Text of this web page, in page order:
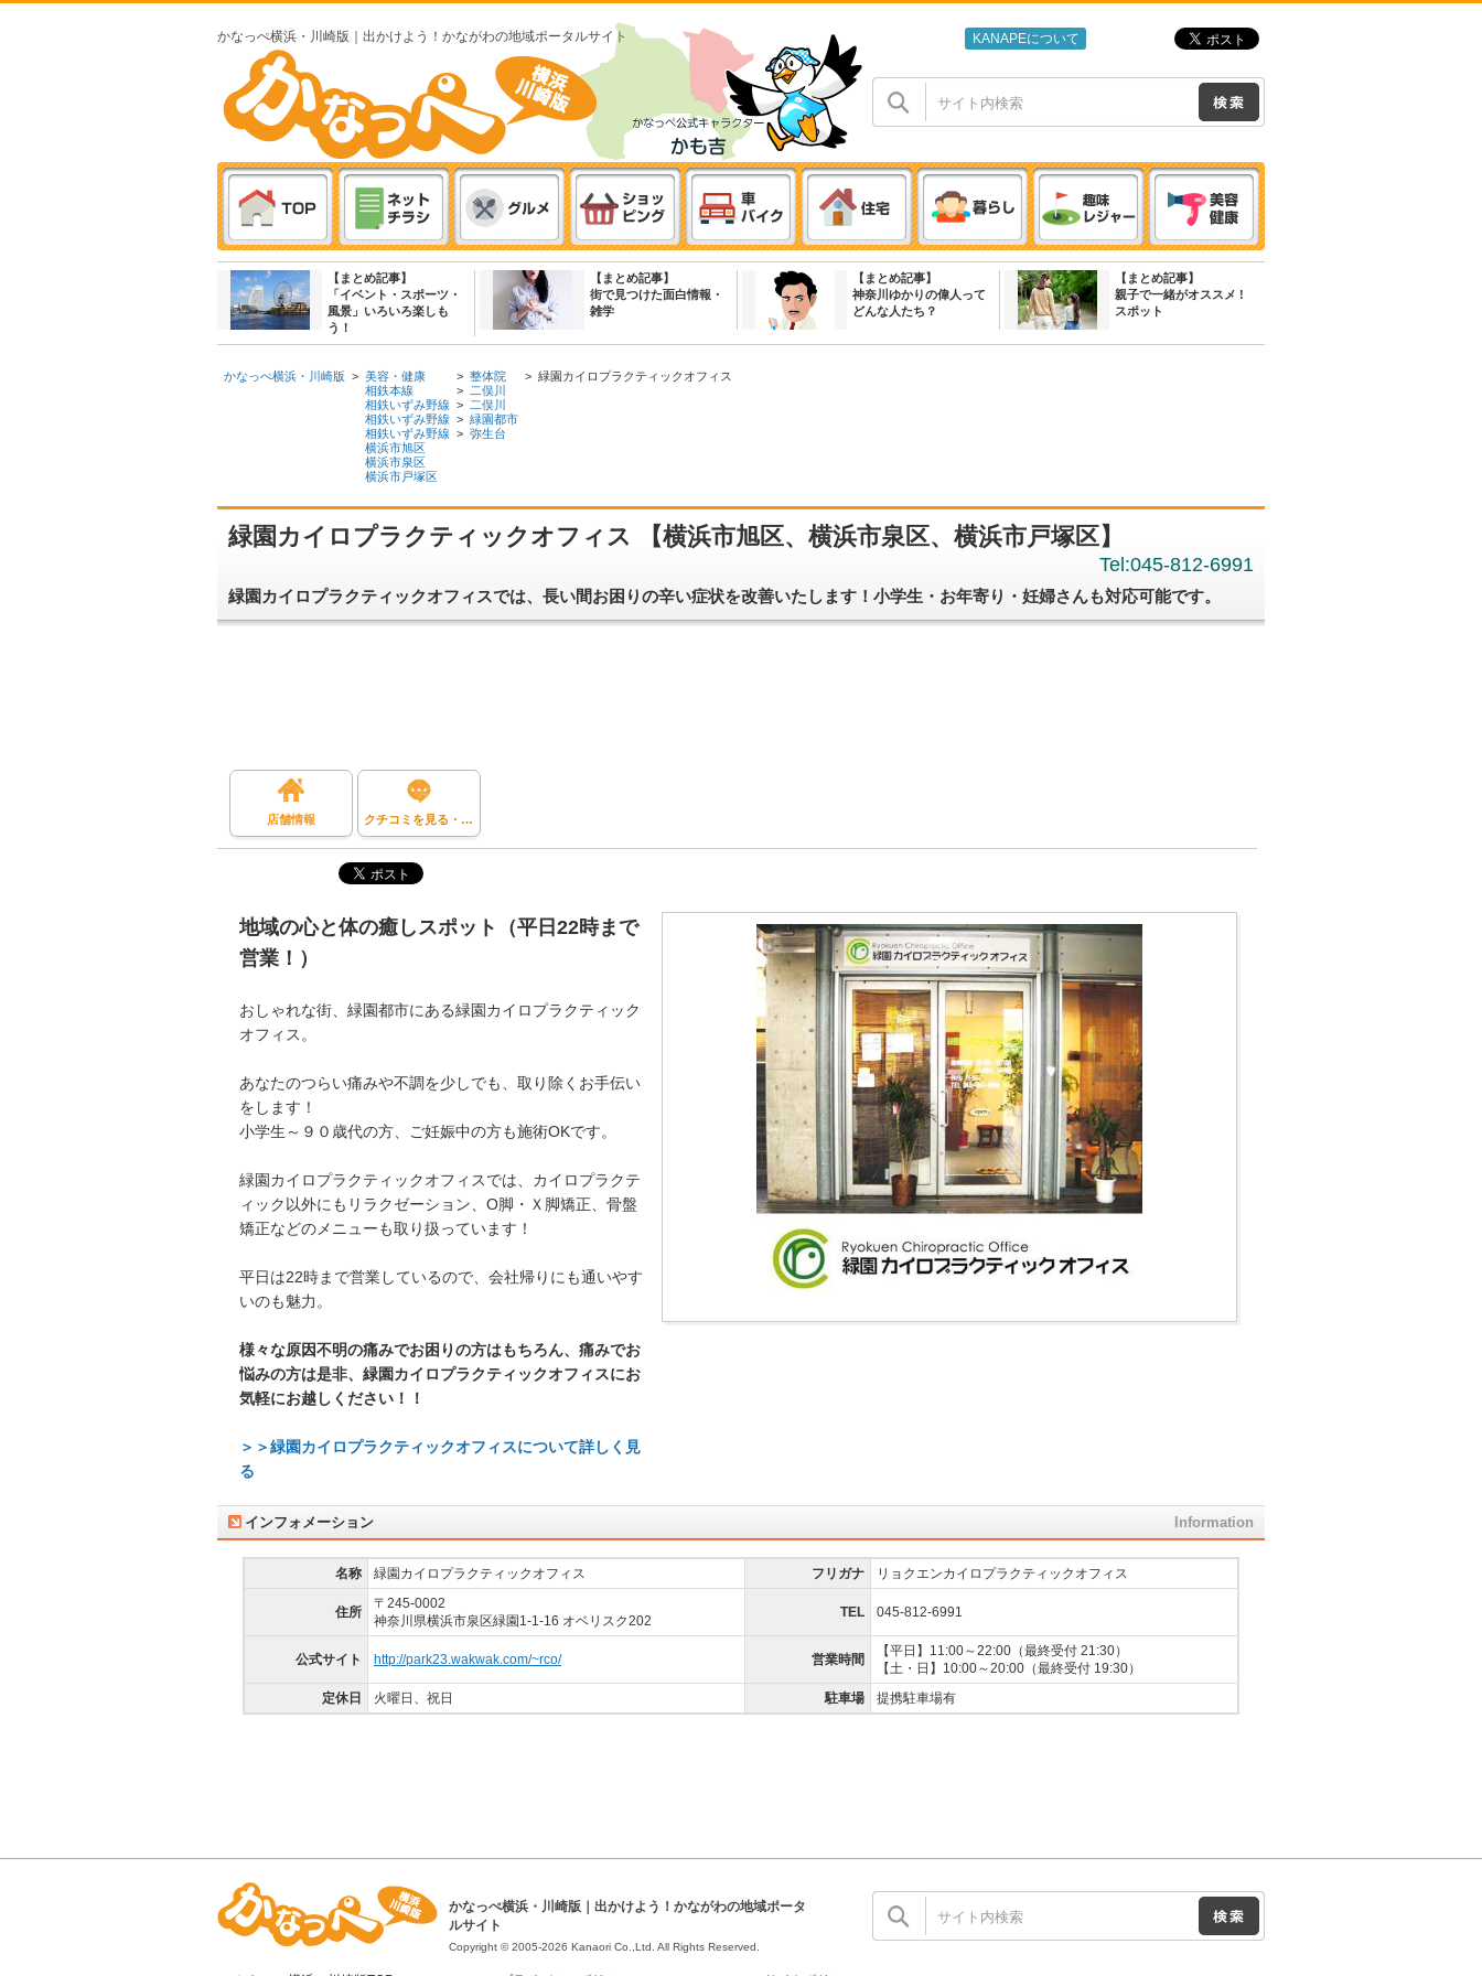
かなっぺ横浜・川崎版｜出かけよう！かながわの地域ポータルサイト KANAPEについて
【まとめ記事】
「イベント・スポーツ・
風景」いろいろ楽しも
う！
【まとめ記事】
街で見つけた面白情報・
雑学
【まとめ記事】
神奈川ゆかりの偉人って
どんな人たち？
【まとめ記事】
親子で一緒がオススメ !
スポット
かなっぺ横浜・川崎版 > 美容・健康
相鉄本線
相鉄いずみ野線
相鉄いずみ野線
相鉄いずみ野線
横浜市旭区
横浜市泉区
横浜市戸塚区
> 整体院
> 二俣川
> 二俣川
> 緑園都市
> 弥生台
> 緑園カイロプラクティックオフィス
緑園カイロプラクティックオフィス 【横浜市旭区、横浜市泉区、横浜市戸塚区】
Tel:045-812-6991
緑園カイロプラクティックオフィスでは、長い間お困りの辛い症状を改善いたします！小学生・お年寄り・妊婦さんも対応可能です。
店舗情報 クチコミを見る・投稿する
地域の心と体の癒しスポット（平日22時まで
営業！）
おしゃれな街、緑園都市にある緑園カイロプラクティック
オフィス。
あなたのつらい痛みや不調を少しでも、取り除くお手伝い
をします！
小学生～９０歳代の方、ご妊娠中の方も施術OKです。
緑園カイロプラクティックオフィスでは、カイロプラクテ
ィック以外にもリラクゼーション、O脚・Ｘ脚矯正、骨盤
矯正などのメニューも取り扱っています！
平日は22時まで営業しているので、会社帰りにも通いやす
いのも魅力。
様々な原因不明の痛みでお困りの方はもちろん、痛みでお
悩みの方は是非、緑園カイロプラクティックオフィスにお
気軽にお越しください！！
＞＞緑園カイロプラクティックオフィスについて詳しく見
る
インフォメーション Information
名称 緑園カイロプラクティックオフィス フリガナ リョクエンカイロプラクティックオフィス
住所
〒245-0002
神奈川県横浜市泉区緑園1-1-16 オベリスク202
TEL 045-812-6991
公式サイト http://park23.wakwak.com/~rco/ 営業時間
【平日】11:00～22:00（最終受付 21:30）
【土・日】10:00～20:00（最終受付 19:30）
定休日
火曜日、祝日 駐車場 提携駐車場有
かなっぺ横浜・川崎版｜出かけよう！かながわの地域ポータ
ルサイト
Copyright © 2005-2026 Kanaori Co.,Ltd. All Rights Reserved.